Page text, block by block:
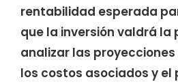
rentabilidad esperada
que la inversión valdrá la
analizar las
los costos asociados y el